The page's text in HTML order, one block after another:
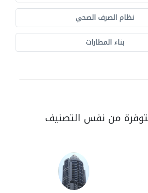
نظام الصرف الصحي
بناء المطارات
من نفس التصنيف